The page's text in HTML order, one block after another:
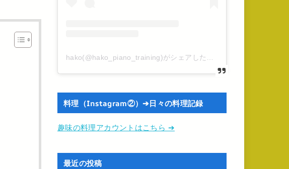
hako(@hako_piano_training)がシェアした投稿
料理（Instagram②）➔日々の料理記録
趣味の料理アカウントはこちら ➔
最近の投稿